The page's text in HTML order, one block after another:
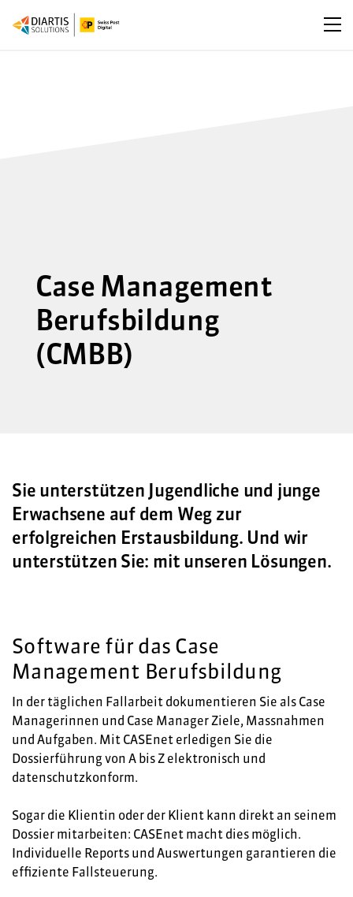
Case Management
Berufsbildung
(CMBB)
Sie unterstützen Jugendliche und junge
Erwachsene auf dem Weg zur
erfolgreichen Erstausbildung. Und wir
unterstützen Sie: mit unseren Lösungen.
Software für das Case
Management Berufsbildung
In der täglichen Fallarbeit dokumentieren Sie als Case
Managerinnen und Case Manager Ziele, Massnahmen
und Aufgaben. Mit CASEnet erledigen Sie die
Dossierführung von A bis Z elektronisch und
datenschutzkonform.
Sogar die Klientin oder der Klient kann direkt an seinem
Dossier mitarbeiten: CASEnet macht dies möglich.
Individuelle Reports und Auswertungen garantieren die
effiziente Fallsteuerung.